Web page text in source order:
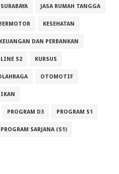
JASA RUMAH TANGGA
KESEHATAN
KEUANGAN DAN PERBANKAN
S2 KURSUS
OTOMOTIF
PROGRAM D3 PROGRAM S1
PROGRAM SARJANA (S1)